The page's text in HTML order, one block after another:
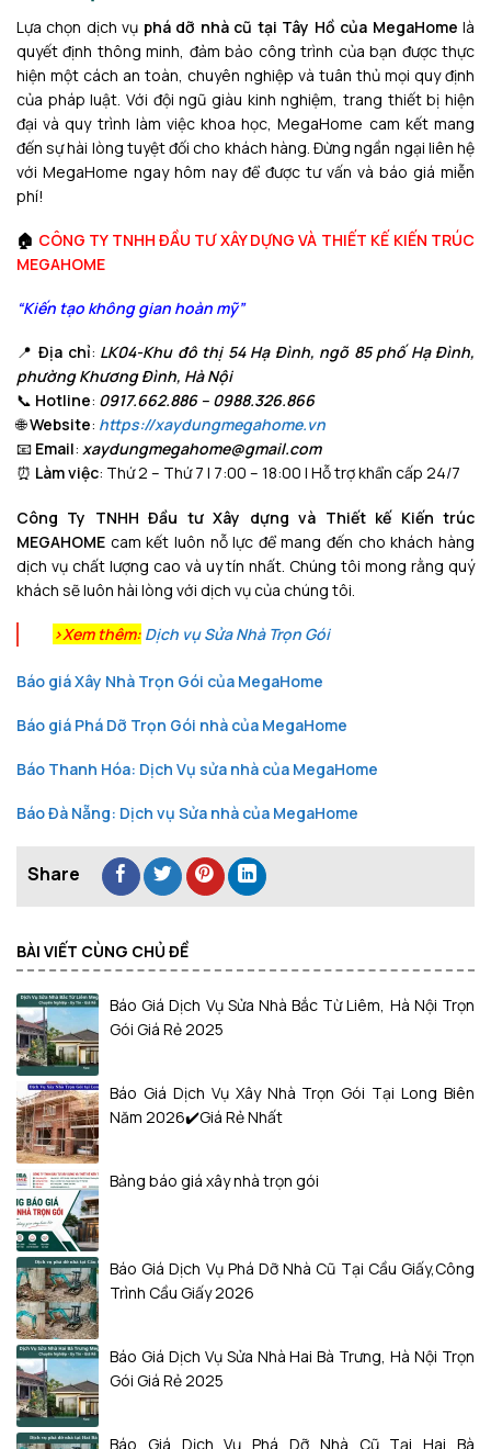
Lựa chọn dịch vụ phá dỡ nhà cũ tại Tây Hồ của MegaHome là
quyết định thông minh, đảm bảo công trình của bạn được thực
hiện một cách an toàn, chuyên nghiệp và tuân thủ mọi quy định
của pháp luật. Với đội ngũ giàu kinh nghiệm, trang thiết bị hiện
đại và quy trình làm việc khoa học, MegaHome cam kết mang
đến sự hài lòng tuyệt đối cho khách hàng. Đừng ngần ngại liên hệ
với MegaHome ngay hôm nay để được tư vấn và báo giá miễn
phí!
🏠 CÔNG TY TNHH ĐẦU TƯ XÂY DỰNG VÀ THIẾT KẾ KIẾN TRÚC
MEGAHOME
“Kiến tạo không gian hoàn mỹ”
📍 Địa chỉ: LK04-Khu đô thị 54 Hạ Đình, ngõ 85 phố Hạ Đình,
phường Khương Đình, Hà Nội
📞 Hotline: 0917.662.886 – 0988.326.866
🌐Website: https://xaydungmegahome.vn
📧 Email: xaydungmegahome@gmail.com
⏰ Làm việc: Thứ 2 – Thứ 7 | 7:00 – 18:00 | Hỗ trợ khẩn cấp 24/7
Công Ty TNHH Đầu tư Xây dựng và Thiết kế Kiến trúc
MEGAHOME cam kết luôn nỗ lực để mang đến cho khách hàng
dịch vụ chất lượng cao và uy tín nhất. Chúng tôi mong rằng quý
khách sẽ luôn hài lòng với dịch vụ của chúng tôi.
>Xem thêm: Dịch vụ Sửa Nhà Trọn Gói
Báo giá Xây Nhà Trọn Gói của MegaHome
Báo giá Phá Dỡ Trọn Gói nhà của MegaHome
Báo Thanh Hóa: Dịch Vụ sửa nhà của MegaHome
Báo Đà Nẵng: Dịch vụ Sửa nhà của MegaHome
BÀI VIẾT CÙNG CHỦ ĐỀ
Báo Giá Dịch Vụ Sửa Nhà Bắc Từ Liêm, Hà Nội Trọn
Gói Giá Rẻ 2025
Báo Giá Dịch Vụ Xây Nhà Trọn Gói Tại Long Biên
Năm 2026✔️Giá Rẻ Nhất
Bảng báo giá xây nhà trọn gói
Báo Giá Dịch Vụ Phá Dỡ Nhà Cũ Tại Cầu Giấy,Công
Trình Cầu Giấy 2026
Báo Giá Dịch Vụ Sửa Nhà Hai Bà Trưng, Hà Nội Trọn
Gói Giá Rẻ 2025
Báo Giá Dịch Vụ Phá Dỡ Nhà Cũ Tại Hai Bà